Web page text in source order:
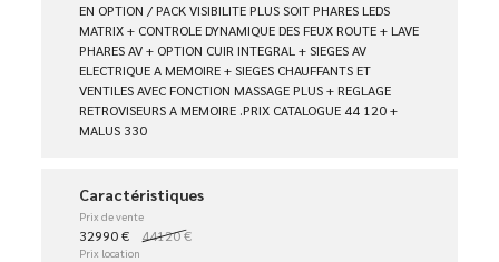
EN OPTION / PACK VISIBILITE PLUS SOIT PHARES LEDS
MATRIX + CONTROLE DYNAMIQUE DES FEUX ROUTE + LAVE
PHARES AV + OPTION CUIR INTEGRAL + SIEGES AV
ELECTRIQUE A MEMOIRE + SIEGES CHAUFFANTS ET
VENTILES AVEC FONCTION MASSAGE PLUS + REGLAGE
RETROVISEURS A MEMOIRE .PRIX CATALOGUE 44 120 +
MALUS 330
Caractéristiques
Prix de vente
32990 € 44120 €
Prix location